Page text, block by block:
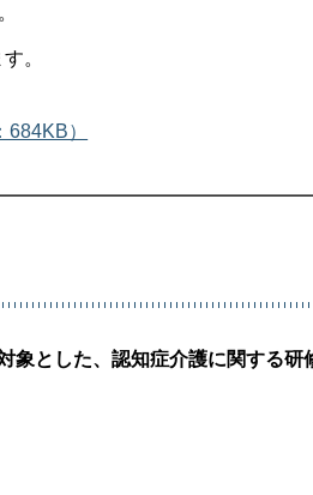
。
）
象とした、認知症介護に関する研